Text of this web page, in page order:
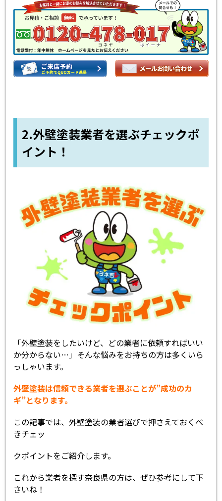
2.外壁塗装業者を選ぶチェックポ
イント！
「外壁塗装をしたいけど、どの業者に依頼すればいい
か分からない…」そんな悩みをお持ちの方は多くいら
っしゃいます。
外壁塗装は信頼できる業者を選ぶことが”成功のカ
ギ”となります。
この記事では、外壁塗装の業者選びで押さえておくべ
きチェッ
クポイントをご紹介します。
これから業者を探す奈良県の方は、ぜひ参考にして下
さいね！